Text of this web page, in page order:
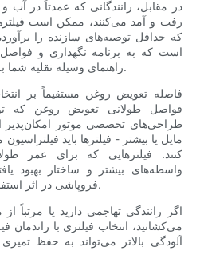
در مقابل، رانندگانی که عمدتاً در
رفت و آمد می‌کنند، ممکن است
که حداقل توصیه‌های سازنده را
است که به برنامه نگهداری و
راهنمای وسیله نقلیه شما به تفصیل آمده است، توجه کنید.
فاصله تعویض روغن مستقیماً بر
فواصل طولانی تعویض روغن که
مایل یا بیشتر - فیلترها باید
کنند. فیلترهایی که برای عمر
واسطه‌های بیشتر و ساختار بهبود
فروپاشی در اثر استفاده طولانی مدت جلوگیری کنند.
اگر رانندگی تهاجمی دارید یا مرتباً
می‌کشانید، انتخاب فیلتری با
آلودگی بالاتر می‌تواند به حفظ